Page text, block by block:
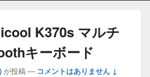
K370s マルチ
キーボード
が投稿 — コメントはありません ↓